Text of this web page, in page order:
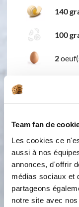
Team fan de
Les cookies ce
aussi à nos
annonces, d'offrir
médias sociaux et
partageons
notre site avec
140
100
2
1 c.à.c
noix
noix
sucre